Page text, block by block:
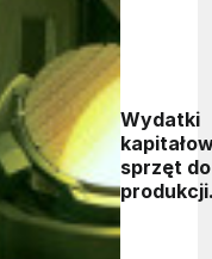
Wydatki
sprzęt do
produkcji